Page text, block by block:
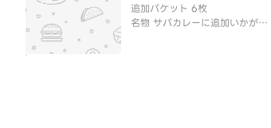
追加バケット 6枚
名物 サバカレーに追加いかがで